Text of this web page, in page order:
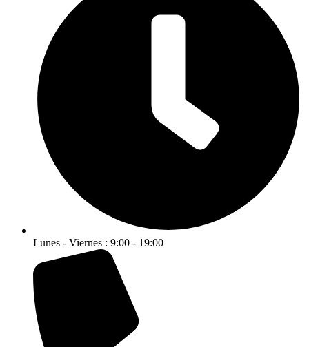
Lunes - Viernes : 9:00 - 19:00